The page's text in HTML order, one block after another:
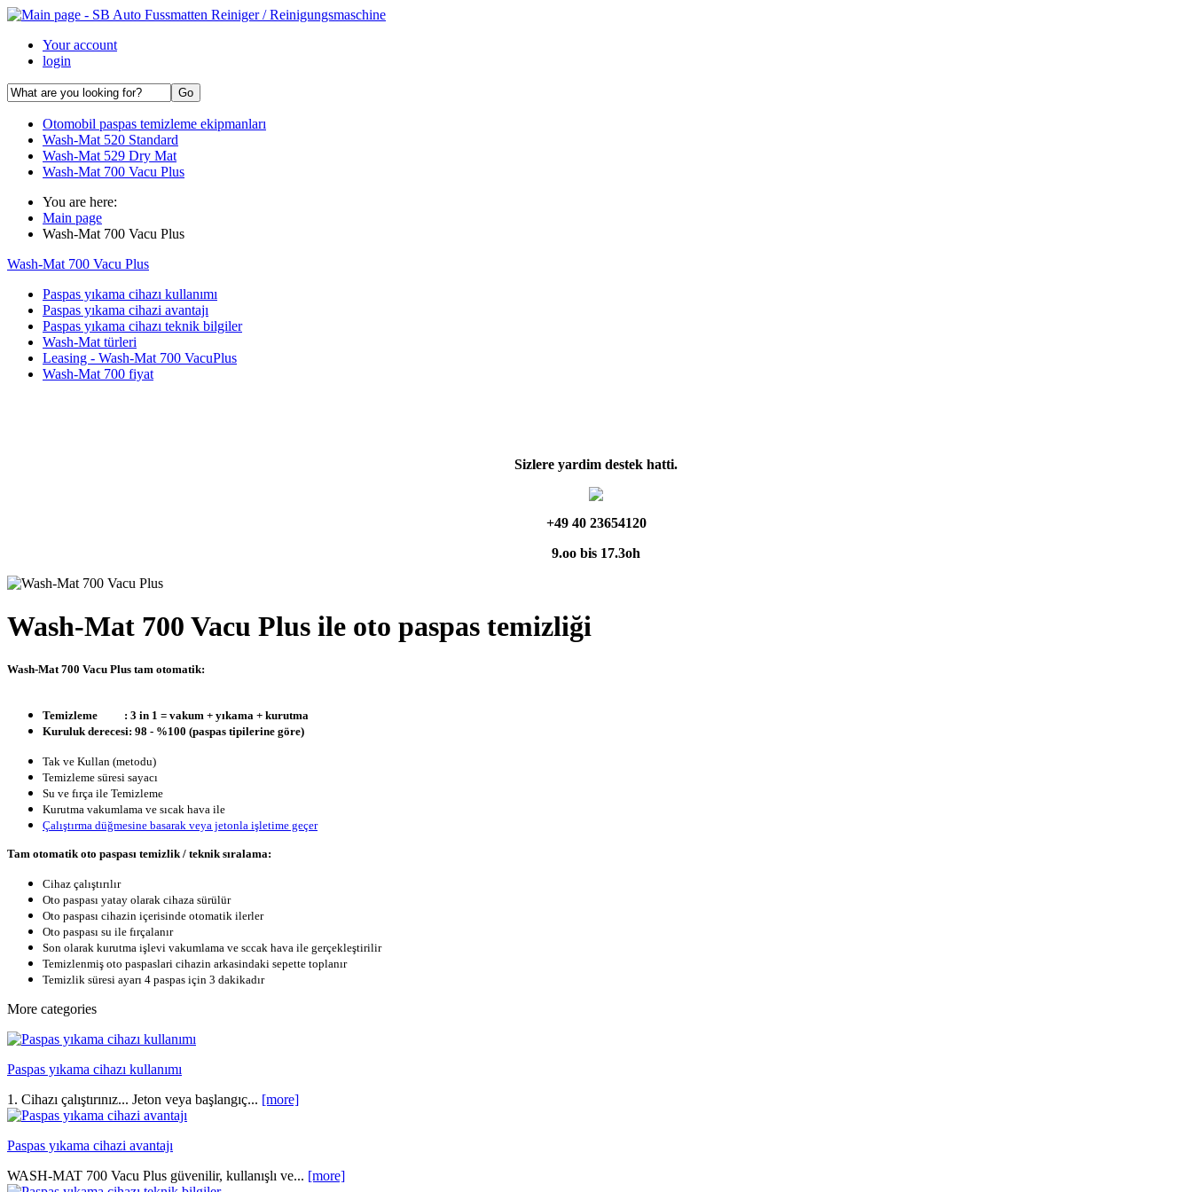
Your account
login
Otomobil paspas temizleme ekipmanları
Wash-Mat 520 Standard
Wash-Mat 529 Dry Mat
Wash-Mat 700 Vacu Plus
You are here:
Main page
Wash-Mat 700 Vacu Plus
Wash-Mat 700 Vacu Plus
Paspas yıkama cihazı kullanımı
Paspas yıkama cihazi avantajı
Paspas yıkama cihazı teknik bilgiler
Wash-Mat türleri
Leasing - Wash-Mat 700 VacuPlus
Wash-Mat 700 fiyat
Sizlere yardim destek hatti.
+49 40 23654120
9.oo bis 17.3oh
Wash-Mat 700 Vacu Plus ile oto paspas temizliği
Wash-Mat 700 Vacu Plus tam otomatik:
Temizleme : 3 in 1 = vakum + yıkama + kurutma
Kuruluk derecesi: 98 - %100 (paspas tipilerine göre)
Tak ve Kullan (metodu)
Temizleme süresi sayacı
Su ve fırça ile Temizleme
Kurutma vakumlama ve sıcak hava ile
Çalıştırma düğmesine basarak veya jetonla işletime geçer
Tam otomatik oto paspası temizlik / teknik sıralama:
Cihaz çalıştırılır
Oto paspası yatay olarak cihaza sürülür
Oto paspası cihazin içerisinde otomatik ilerler
Oto paspası su ile fırçalanır
Son olarak kurutma işlevi vakumlama ve sccak hava ile gerçekleştirilir
Temizlenmiş oto paspaslari cihazin arkasindaki sepette toplanır
Temizlik süresi ayarı 4 paspas için 3 dakikadır
More categories
Paspas yıkama cihazı kullanımı
1. Cihazı çalıştırınız... Jeton veya başlangıç... [more]
Paspas yıkama cihazi avantajı
WASH-MAT 700 Vacu Plus güvenilir, kullanışlı ve... [more]